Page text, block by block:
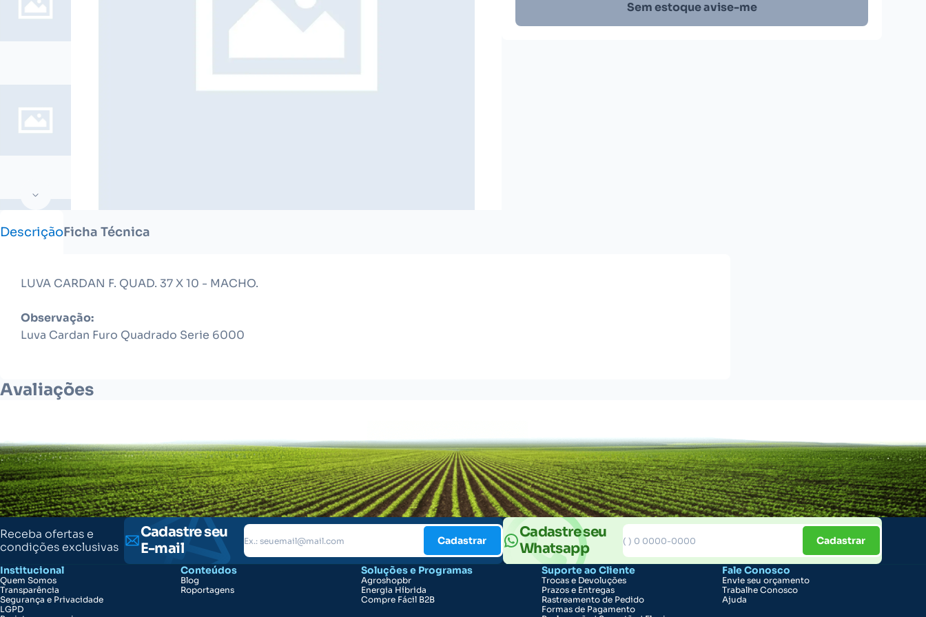
Sem estoque avise-me
DescriçãoFicha Técnica
LUVA CARDAN F. QUAD. 37 X 10 - MACHO.
Observação:
Luva Cardan Furo Quadrado Serie 6000
Avaliações
Receba ofertas e
condições exclusivas
Cadastre seu
E-mail
Cadastrar
Cadastre seu
Whatsapp
Cadastrar
Institucional
Quem Somos
Transparência
Segurança e Privacidade
LGPD
Conteúdos
Blog
Roportagens
Soluções e Programas
Agroshopbr
Energia Híbrida
Compre Fácil B2B
Suporte ao Cliente
Trocas e Devoluções
Prazos e Entregas
Rastreamento de Pedido
Formas de Pagamento
Fale Conosco
Envie seu orçamento
Trabalhe Conosco
Ajuda